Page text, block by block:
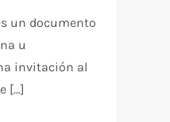
un documento
u
invitación al
[…]